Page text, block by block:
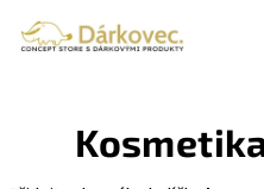
obsah